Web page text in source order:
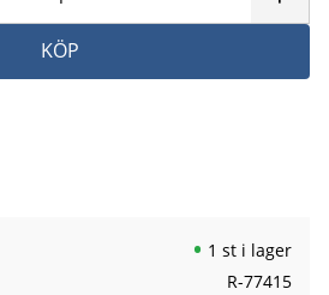
KÖP
1 st i lager
R-77415